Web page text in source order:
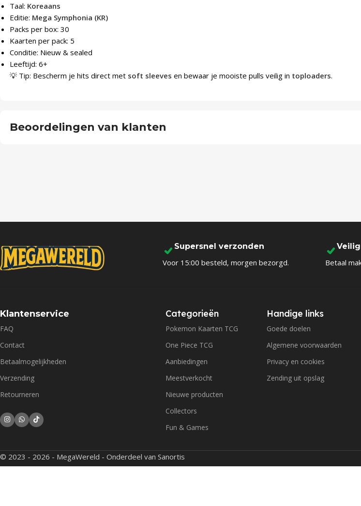
Taal: Koreaans
Editie: Mega Symphonia (KR)
Packs per box: 30
Kaarten per pack: 5
Conditie: Nieuw & sealed
Leeftijd: 6+
💡 Tip: Bescherm je hits direct met soft sleeves en bewaar je mooiste pulls veilig in toploaders.
Beoordelingen van klanten
Supersnel verzonden
Voor 15:00 besteld, morgen bezorgd. Betaal
Klantenservice
FAQ
Contact
Betaalmogelijkheden
Verzending
Retourneren
Categorieën
Pokemon Kaarten TCG
One Piece TCG
Aanbiedingen
Meestverkocht
Nieuwe producten
Collectors
Fun & Games
Handige links
Goede doelen
Algemene voorwaarden
Privacy en cookies
Zending uit opslag
© 2023 - 2026 - MegaWereld - Onderdeel van Sanortis